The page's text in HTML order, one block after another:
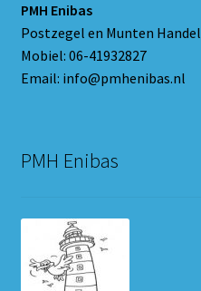
PMH Enibas
Postzegel en Munten Handel
Mobiel: 06-41932827
Email: info@pmhenibas.nl
PMH Enibas